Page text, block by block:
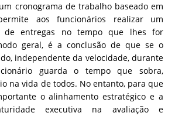
cronograma de trabalho baseado em
aos funcionários realizar um
de entregas no tempo que lhes for
geral, é a conclusão de que se o
independente da velocidade, durante
guarda o tempo que sobra,
na vida de todos. No entanto, para que
o alinhamento estratégico e a
executiva na avaliação e